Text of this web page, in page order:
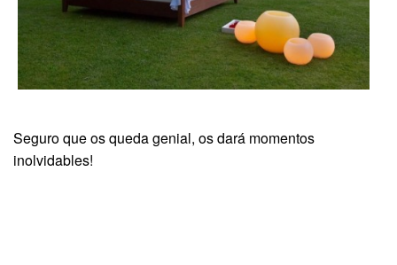
Seguro que os queda genial, os dará momentos
inolvidables!